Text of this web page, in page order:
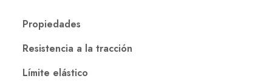
Propiedades
Resistencia a la tracción
Límite elástico